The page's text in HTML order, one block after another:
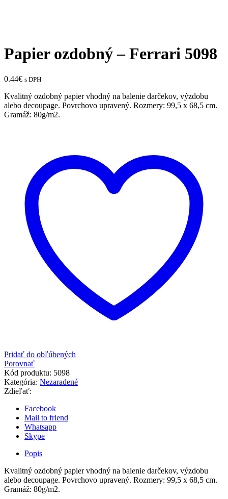
Papier ozdobný – Ferrari 5098
0.44€ s DPH
Kvalitný ozdobný papier vhodný na balenie darčekov, výzdobu
alebo decoupage. Povrchovo upravený. Rozmery: 99,5 x 68,5 cm.
Gramáž: 80g/m2.
Pridať do obľúbených
Porovnať
Kód produktu: 5098
Kategória: Nezaradené
Zdieľať:
Facebook
Mail to friend
Whatsapp
Skype
Popis
Kvalitný ozdobný papier vhodný na balenie darčekov, výzdobu
alebo decoupage. Povrchovo upravený. Rozmery: 99,5 x 68,5 cm.
Gramáž: 80g/m2.